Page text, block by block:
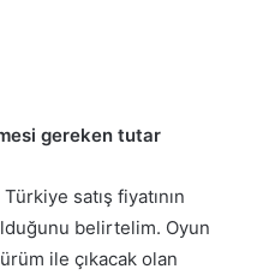
gereken tutar
satış fiyatının
belirtelim. Oyun
ile çıkacak olan